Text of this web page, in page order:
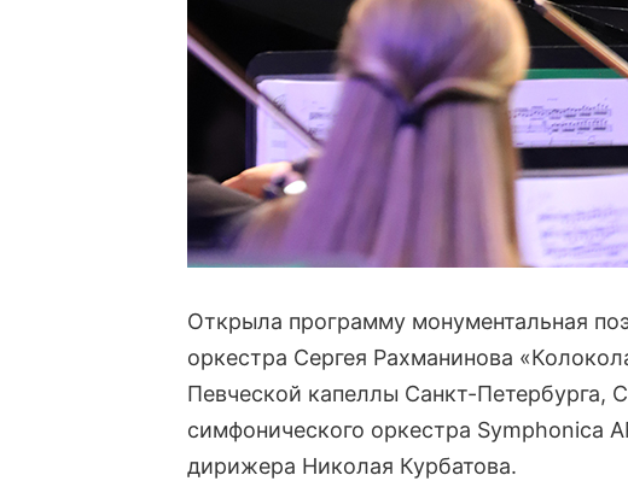
Открыла программу монументальная
оркестра Сергея Рахманинова
Певческой капеллы Санкт-Петербурга,
симфонического оркестра Symphonica
дирижера Николая Курбатова.